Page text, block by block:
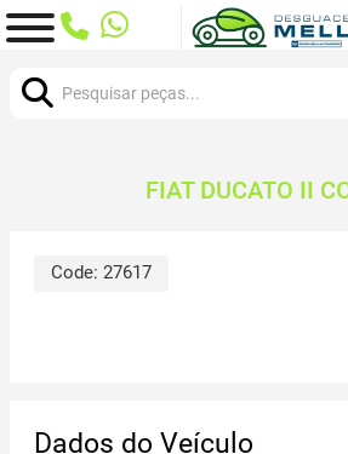
FIAT DUCATO II
Code: 27617
Dados do Veículo